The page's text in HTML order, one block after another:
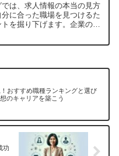
では、求人情報の本当の見方
に合った職場を見つけるた
を掘り下げます。企業のミ
方、企業の評判に注目しま
おすすめ職種ランキングと選び
のキャリアを築こう
功